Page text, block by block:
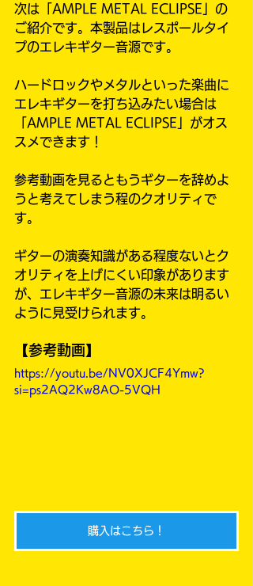
次は「AMPLE METAL ECLIPSE」の
ご紹介です。本製品はレスポールタイ
プのエレキギター音源です。
ハードロックやメタルといった楽曲に
エレキギターを打ち込みたい場合は
「AMPLE METAL ECLIPSE」がオス
スメできます！
参考動画を見るともうギターを辞めよ
うと考えてしまう程のクオリティで
す。
ギターの演奏知識がある程度ないとク
オリティを上げにくい印象があります
が、エレキギター音源の未来は明るい
ように見受けられます。
【参考動画】
https://youtu.be/NV0XJCF4Ymw?
si=ps2AQ2Kw8AO-5VQH
購入はこちら！